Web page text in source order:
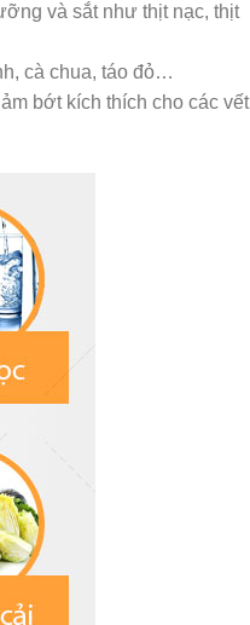
và sắt như thịt nạc, thịt
cà chua, táo đỏ…
bớt kích thích cho các vết